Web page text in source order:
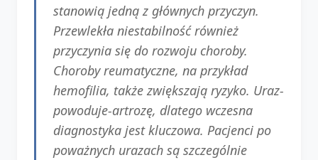
stanowią jedną z głównych przyczyn.
Przewlekła niestabilność również
przyczynia się do rozwoju choroby.
Choroby reumatyczne, na przykład
hemofilia, także zwiększają ryzyko. Uraz-
powoduje-artrozę, dlatego wczesna
diagnostyka jest kluczowa. Pacjenci po
poważnych urazach są szczególnie